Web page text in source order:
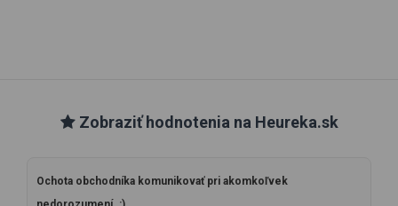
Zobraziť hodnotenia na Heureka.sk
Ochota obchodníka komunikovať pri akomkoľvek